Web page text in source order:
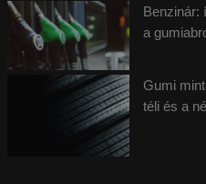
Benzinár:
a
Gumi
téli és a